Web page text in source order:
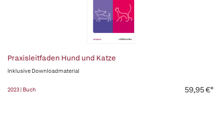
Praxisleitfaden Hund und Katze
Inklusive Downloadmaterial
2023 | Buch 59,95 €*